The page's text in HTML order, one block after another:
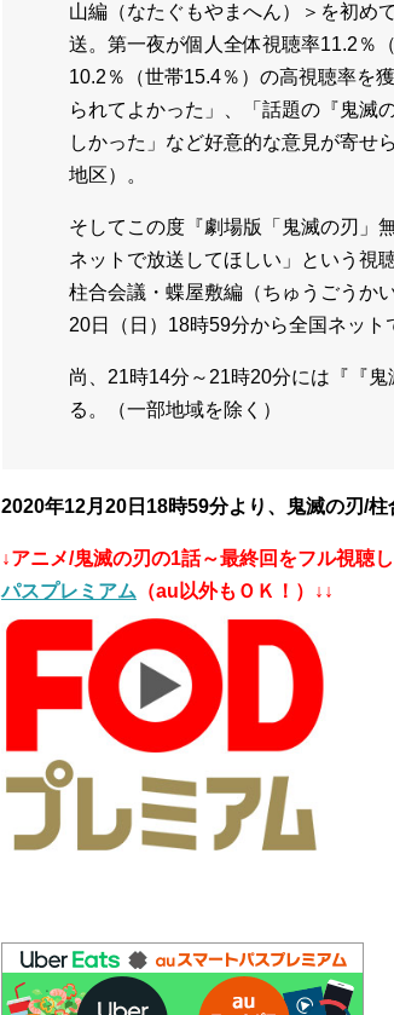
山編（なたぐもやまへん）＞を初め
送。第一夜が個人全体視聴率11.2％
10.2％（世帯15.4％）の高視聴率を
られてよかった」、「話題の『鬼滅
しかった」など好意的な意見が寄せ
地区）。
そしてこの度『劇場版「鬼滅の刃」
ネットで放送してほしい」という視
柱合会議・蝶屋敷編（ちゅうごうか
20日（日）18時59分から全国ネット
尚、21時14分～21時20分には『『
る。（一部地域を除く）
2020年12月20日18時59分より、鬼滅の刃/柱
↓アニメ/鬼滅の刃の1話～最終回をフル視聴
パスプレミアム （au以外もＯＫ！）↓↓